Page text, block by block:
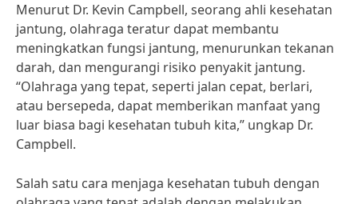
Menurut Dr. Kevin Campbell, seorang ahli kesehatan
jantung, olahraga teratur dapat membantu
meningkatkan fungsi jantung, menurunkan tekanan
darah, dan mengurangi risiko penyakit jantung.
“Olahraga yang tepat, seperti jalan cepat, berlari,
atau bersepeda, dapat memberikan manfaat yang
luar biasa bagi kesehatan tubuh kita,” ungkap Dr.
Campbell.
Salah satu cara menjaga kesehatan tubuh dengan